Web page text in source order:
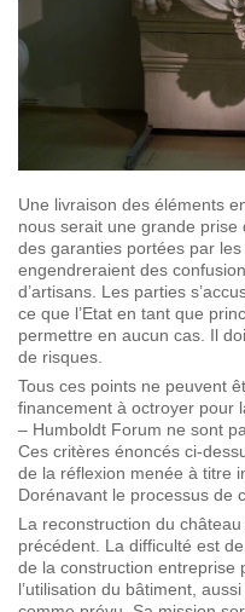
Une livraison des éléments
nous serait une grande
des garanties portées par
engendreraient des
d’artisans. Les parties
ce que l’Etat en tant que
permettre en aucun cas. Il
de risques.
Tous ces points ne peuvent
financement à octroyer pour
– Humboldt Forum ne sont
Ces critères énoncés ci-
de la réflexion menée à titre
Dorénavant le processus de
La reconstruction du
précédent. La difficulté est
de la construction entreprise
l’utilisation du bâtiment,